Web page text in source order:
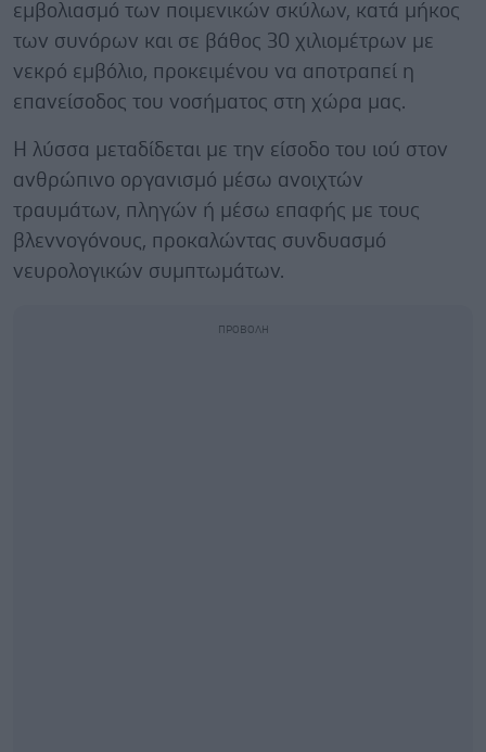
εμβολιασμό των ποιμενικών σκύλων, κατά μήκος
των συνόρων και σε βάθος 30 χιλιομέτρων με
νεκρό εμβόλιο, προκειμένου να αποτραπεί η
επανείσοδος του νοσήματος στη χώρα μας.
Η λύσσα μεταδίδεται με την είσοδο του ιού στον
ανθρώπινο οργανισμό μέσω ανοιχτών
τραυμάτων, πληγών ή μέσω επαφής με τους
βλεννογόνους, προκαλώντας συνδυασμό
νευρολογικών συμπτωμάτων.